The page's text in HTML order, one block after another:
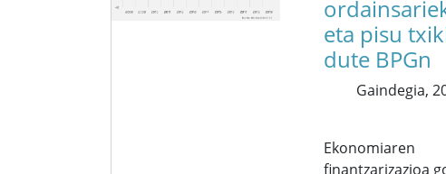
eta pisu
dute BPGn
Gaindegia,
Ekonomiaren
finantzarizazioa